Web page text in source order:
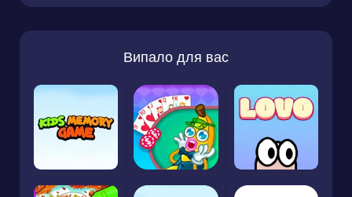
Випало для вас